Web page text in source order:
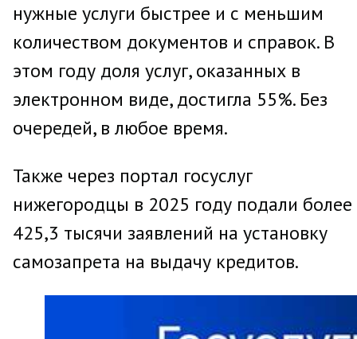
нужные услуги быстрее и с меньшим
количеством документов и справок. В
этом году доля услуг, оказанных в
электронном виде, достигла 55%. Без
очередей, в любое время.
Также через портал госуслуг
нижегородцы в 2025 году подали более
425,3 тысячи заявлений на установку
самозапрета на выдачу кредитов.